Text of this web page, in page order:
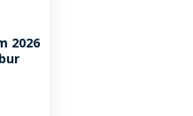
2026